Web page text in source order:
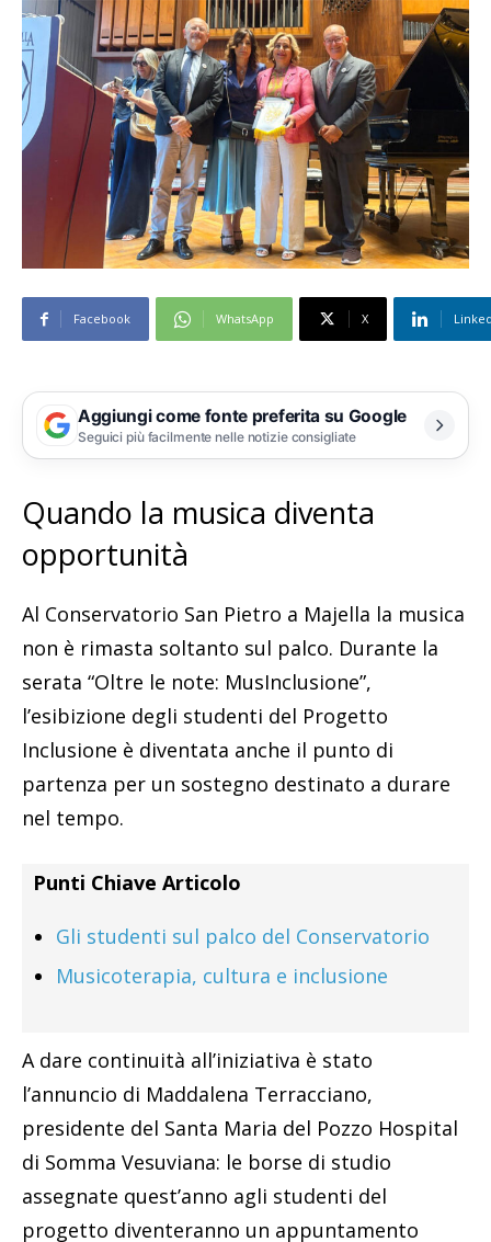
Facebook WhatsApp X
Aggiungi come fonte preferita su Google
Seguici più facilmente nelle notizie consigliate
Quando la musica diventa
opportunità
Al Conservatorio San Pietro a Majella la musica
non è rimasta soltanto sul palco. Durante la
serata “Oltre le note: MusInclusione”,
l’esibizione degli studenti del Progetto
Inclusione è diventata anche il punto di
partenza per un sostegno destinato a durare
nel tempo.
Punti Chiave Articolo
Gli studenti sul palco del Conservatorio
Musicoterapia, cultura e inclusione
A dare continuità all’iniziativa è stato
l’annuncio di Maddalena Terracciano,
presidente del Santa Maria del Pozzo Hospital
di Somma Vesuviana: le borse di studio
assegnate quest’anno agli studenti del
progetto diventeranno un appuntamento